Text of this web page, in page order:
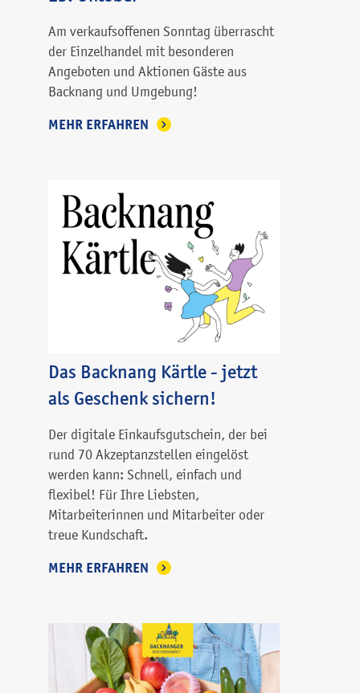
Am verkaufsoffenen Sonntag überrascht
der Einzelhandel mit besonderen
Angeboten und Aktionen Gäste aus
Backnang und Umgebung!
MEHR ERFAHREN
Das Backnang Kärtle - jetzt
als Geschenk sichern!
Der digitale Einkaufsgutschein, der bei
rund 70 Akzeptanzstellen eingelöst
werden kann: Schnell, einfach und
flexibel! Für Ihre Liebsten,
Mitarbeiterinnen und Mitarbeiter oder
treue Kundschaft.
MEHR ERFAHREN